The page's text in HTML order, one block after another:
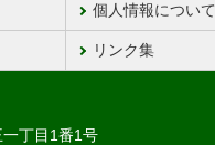
個人情報について
リンク集
丁目1番1号